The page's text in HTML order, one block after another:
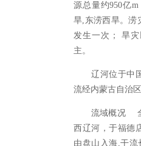
源总量约950亿
旱,东涝西旱。涝
发生一次； 旱
主。
辽河位于中国
流经内蒙古自治
流域概况 全流
西辽河，于福德
由盘山入海,干流